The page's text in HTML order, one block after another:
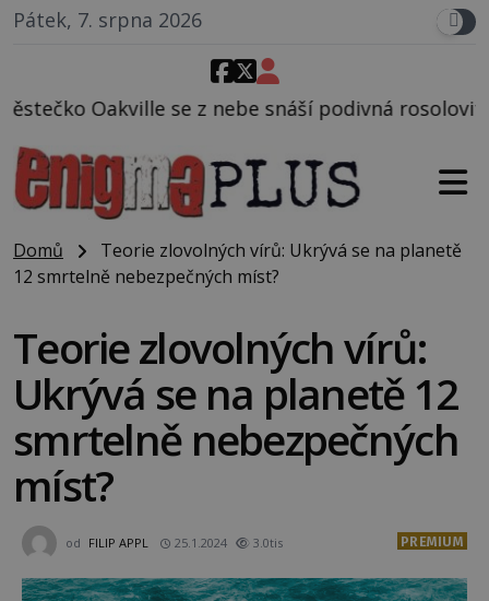
Pátek, 7. srpna 2026
snáší podivná rosolovitá látka neznámého
Domů
Teorie zlovolných vírů: Ukrývá se na planetě
12 smrtelně nebezpečných míst?
Teorie zlovolných vírů:
Ukrývá se na planetě 12
smrtelně nebezpečných
míst?
od FILIP APPL 25.1.2024 3.0tis PREMIUM